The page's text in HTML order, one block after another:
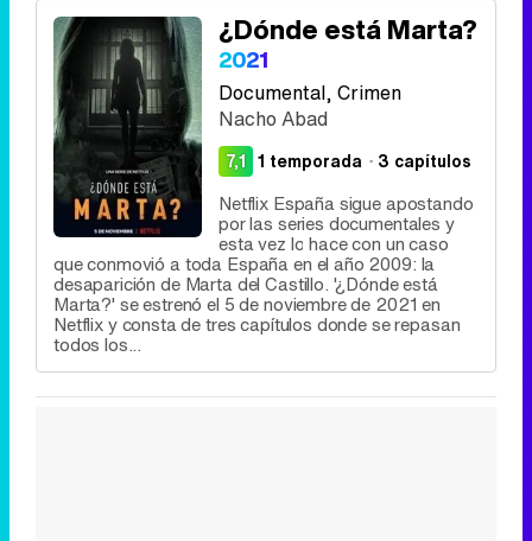
¿Dónde está Marta?
2021
Documental, Crimen
Nacho Abad
7,1 1 temporada · 3 capítulos
Netflix España sigue apostando
por las series documentales y
esta vez lo hace con un caso
que conmovió a toda España en el año 2009: la
desaparición de Marta del Castillo. '¿Dónde está
Marta?' se estrenó el 5 de noviembre de 2021 en
Netflix y consta de tres capítulos donde se repasan
todos los...